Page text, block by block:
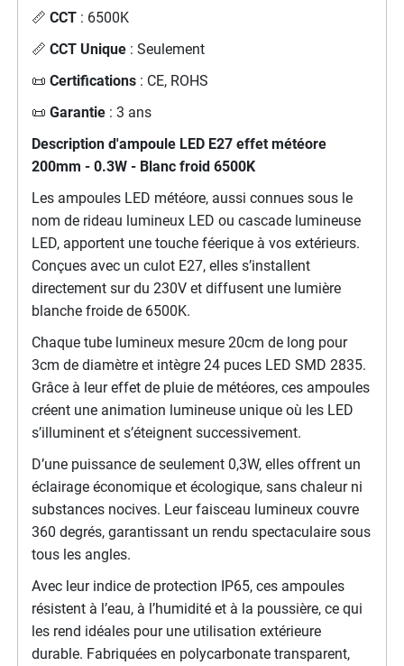
📏 CCT: 6500K
📏 CCT Unique: Seulement
📜 Certifications: CE, ROHS
📜 Garantie: 3 ans
Description d'ampoule LED E27 effet météore
200mm - 0.3W - Blanc froid 6500K
Les ampoules LED météore, aussi connues sous le
nom de rideau lumineux LED ou cascade lumineuse
LED, apportent une touche féerique à vos extérieurs.
Conçues avec un culot E27, elles s’installent
directement sur du 230V et diffusent une lumière
blanche froide de 6500K.
Chaque tube lumineux mesure 20cm de long pour
3cm de diamètre et intègre 24 puces LED SMD 2835.
Grâce à leur effet de pluie de météores, ces ampoules
créent une animation lumineuse unique où les LED
s’illuminent et s’éteignent successivement.
D’une puissance de seulement 0,3W, elles offrent un
éclairage économique et écologique, sans chaleur ni
substances nocives. Leur faisceau lumineux couvre
360 degrés, garantissant un rendu spectaculaire sous
tous les angles.
Avec leur indice de protection IP65, ces ampoules
résistent à l’eau, à l’humidité et à la poussière, ce qui
les rend idéales pour une utilisation extérieure
durable. Fabriquées en polycarbonate transparent,